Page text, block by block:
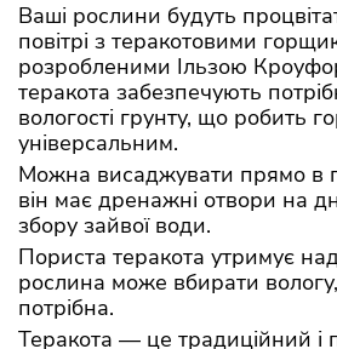
Зовнішній діаметр
Вага
Ваші рослини будуть
повітрі з теракотовими
розробленими Ільзою
теракота забезпечують
вологості грунту, що робить
універсальним.
Можна висаджувати прямо в
він має дренажні отвори на
збору зайвої води.
Пориста теракота утримує
рослина може вбирати
потрібна.
Теракота — це традиційний і